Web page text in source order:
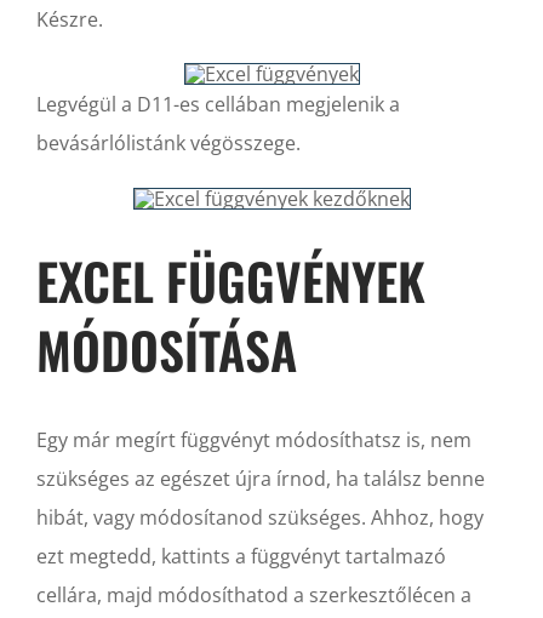
Készre.
Legvégül a D11-es cellában megjelenik a
bevásárlólistánk végösszege.
EXCEL FÜGGVÉNYEK
MÓDOSÍTÁSA
Egy már megírt függvényt módosíthatsz is, nem
szükséges az egészet újra írnod, ha találsz benne
hibát, vagy módosítanod szükséges. Ahhoz, hogy
ezt megtedd, kattints a függvényt tartalmazó
cellára, majd módosíthatod a szerkesztőlécen a